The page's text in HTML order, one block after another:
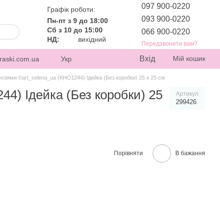
Графік роботи:
Пн-пт з 9 до 18:00
Сб з 10 до 15:00
НД:
вихідний
097 900-0220
093 900-0220
066 900-0220
Передзвонити вам?
Укр Вхід Мій кошик
©art_selena_ua (KHO1244) Ідейка (Без коробки) 25 х 25 см
Ідейка (Без коробки) 25
Артикул
299426
Порівняти В бажання